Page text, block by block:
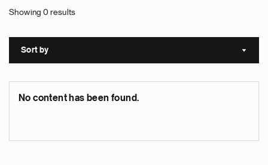
Showing 0 results
Sort by Sort
No content has been found.